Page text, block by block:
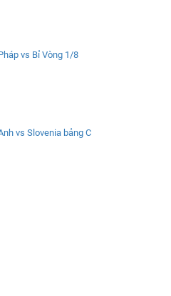
vs Bỉ Vòng 1/8
vs Slovenia bảng C